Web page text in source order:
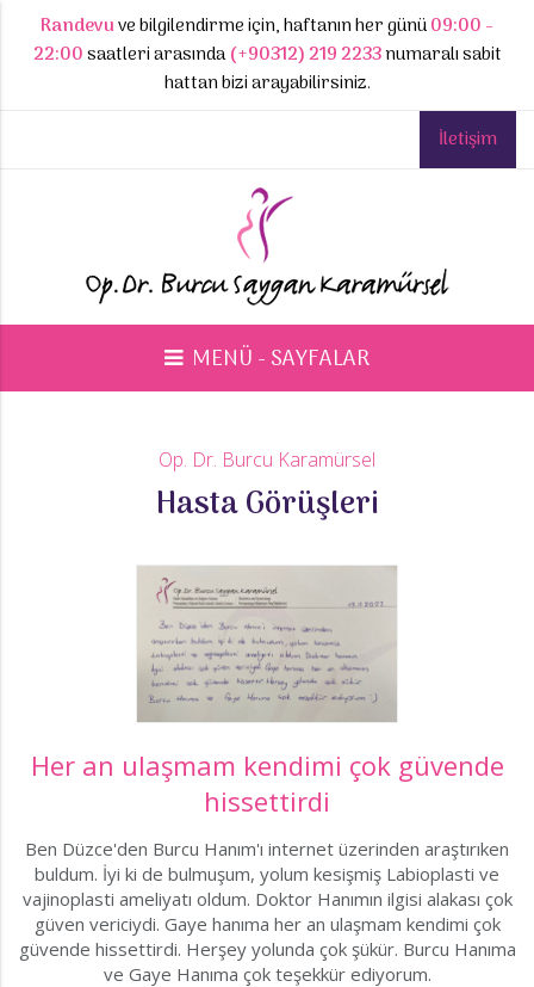
Randevuve bilgilendirme için, haftanın her günü09:00 -
22:00saatleri arasında(+90312) 219 2233numaralı sabit
hattan bizi arayabilirsiniz.
İletişim
MENÜ - SAYFALAR
Op. Dr. Burcu Karamürsel
Hasta Görüşleri
Her an ulaşmam kendimi çok güvende
hissettirdi
Ben Düzce'den Burcu Hanım'ı internet üzerinden araştırıken
buldum. İyi ki de bulmuşum, yolum kesişmiş Labioplasti ve
vajinoplasti ameliyatı oldum. Doktor Hanımın ilgisi alakası çok
güven vericiydi. Gaye hanıma her an ulaşmam kendimi çok
güvende hissettirdi. Herşey yolunda çok şükür. Burcu Hanıma
ve Gaye Hanıma çok teşekkür ediyorum.